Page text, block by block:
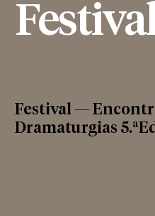
Festival —
Dramaturgias